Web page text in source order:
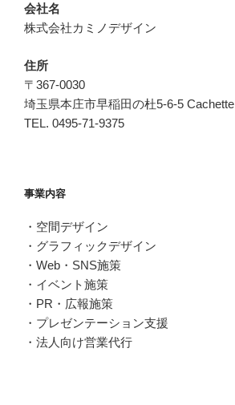
会社名
株式会社カミノデザイン
住所
〒367-0030
埼玉県本庄市早稲田の杜5-6-5
TEL. 0495-71-9375
事業内容
・空間デザイン
・グラフィックデザイン
・Web・SNS施策
・イベント施策
・PR・広報施策
・プレゼンテーション支援
・法人向け営業代行